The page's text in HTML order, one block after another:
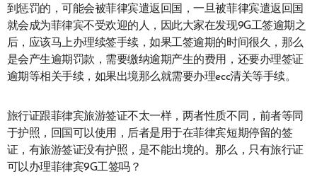
到惩罚的，可能会被菲律宾遣返回国，一旦被菲律宾遣返回国
就会成为菲律宾不受欢迎的人，因此大家在发现9G工签逾期之
后，应该马上办理续签手续，如果工签逾期的时间很久，那么
是会产生逾期罚款，需要缴纳逾期产生的费用，还要办理签证
逾期等相关手续，如果出境那么就需要办理ecc清关等手续。
旅行证跟菲律宾旅游签证不太一样，两者性质不同，前者等同
于护照，回国可以使用，后者是用于在菲律宾短期停留的签
证，有旅游签证没有护照，是不能出境的。那么，只有旅行证
可以办理菲律宾9G工签吗？